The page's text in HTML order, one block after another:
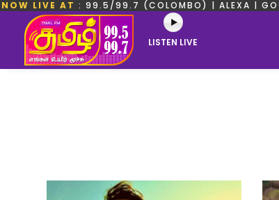
NOW LIVE AT : 99.5/99.7 (COLOMBO) | ALEXA |
LISTEN LIVE